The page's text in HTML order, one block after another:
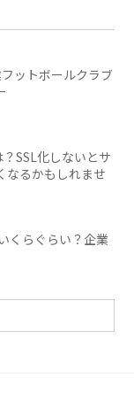
ットボールクラブ
SSL化しないとサ
なるかもしれませ
くらぐらい？企業